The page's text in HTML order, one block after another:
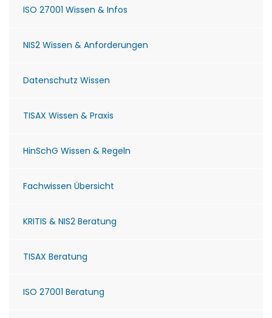
ISO 27001 Wissen & Infos
NIS2 Wissen & Anforderungen
Datenschutz Wissen
TISAX Wissen & Praxis
HinSchG Wissen & Regeln
Fachwissen Übersicht
KRITIS & NIS2 Beratung
TISAX Beratung
ISO 27001 Beratung